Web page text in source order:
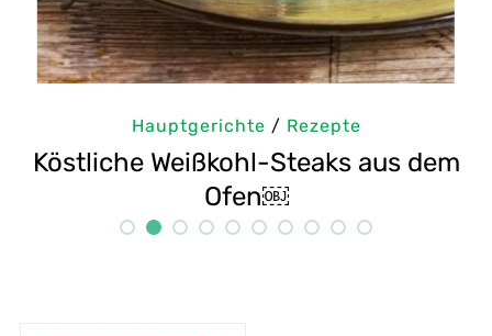
Hauptgerichte /Rezepte
Selbstgemachte Tahini: Sesampaste
Rezept